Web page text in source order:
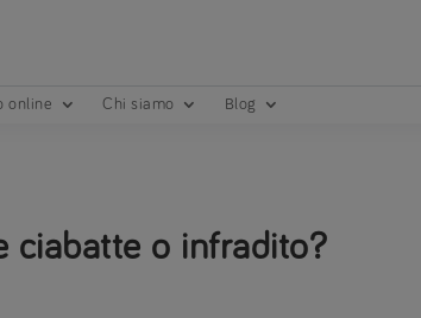
online Chi siamo Blog
ciabatte o infradito?